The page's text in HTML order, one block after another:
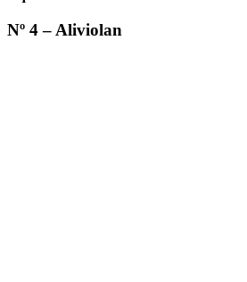
Nº 4 – Aliviolan